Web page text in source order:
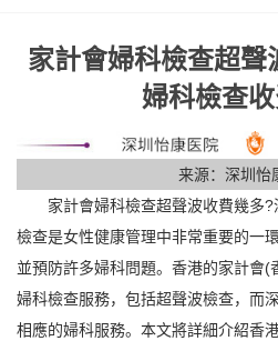
家計會婦科檢查超聲
婦科檢查
来源：深圳怡
家計會婦科檢查超聲波收費幾多?
檢查是女性健康管理中非常重要的一
並預防許多婦科問題。香港的家計會
婦科檢查服務，包括超聲波檢查，而
相應的婦科服務。本文將詳細介紹香